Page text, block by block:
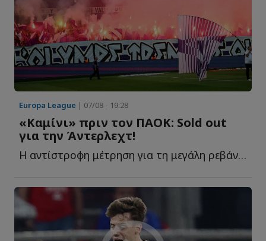
Europa League | 07/08 - 19:28
«Καμίνι» πριν τον ΠΑΟΚ: Sold out
για την Άντερλεχτ!
Η αντίστροφη μέτρηση για τη μεγάλη ρεβάνς με τον ΠΑΟΚ έ...